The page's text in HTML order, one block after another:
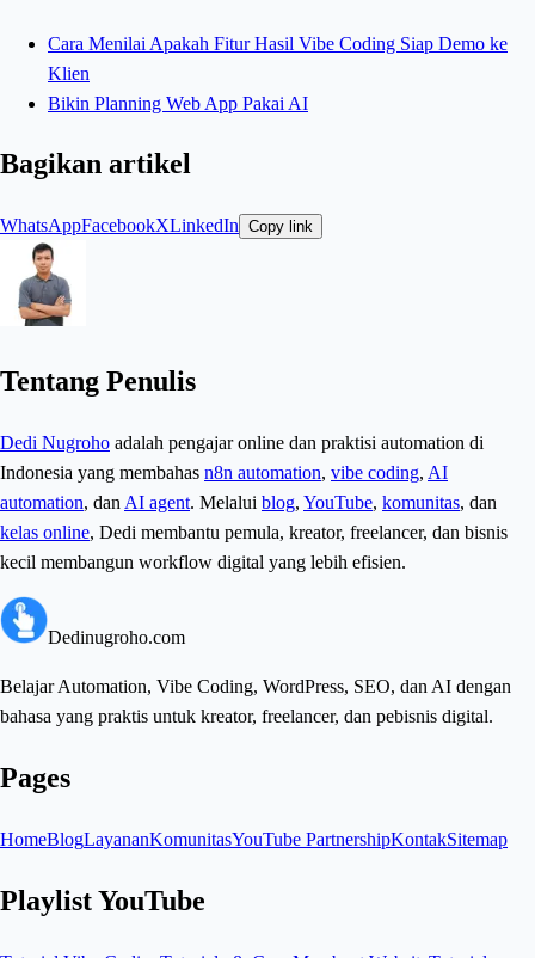
Cara Menilai Apakah Fitur Hasil Vibe Coding Siap Demo ke
Klien
Bikin Planning Web App Pakai AI
Bagikan artikel
WhatsAppFacebookXLinkedIn Copy link
Tentang Penulis
Dedi Nugroho adalah pengajar online dan praktisi automation di
Indonesia yang membahas n8n automation, vibe coding, AI
automation, dan AI agent. Melalui blog, YouTube, komunitas, dan
kelas online, Dedi membantu pemula, kreator, freelancer, dan bisnis
kecil membangun workflow digital yang lebih efisien.
Dedinugroho.com
Belajar Automation, Vibe Coding, WordPress, SEO, dan AI dengan
bahasa yang praktis untuk kreator, freelancer, dan pebisnis digital.
Pages
HomeBlogLayananKomunitasYouTube PartnershipKontakSitemap
Playlist YouTube